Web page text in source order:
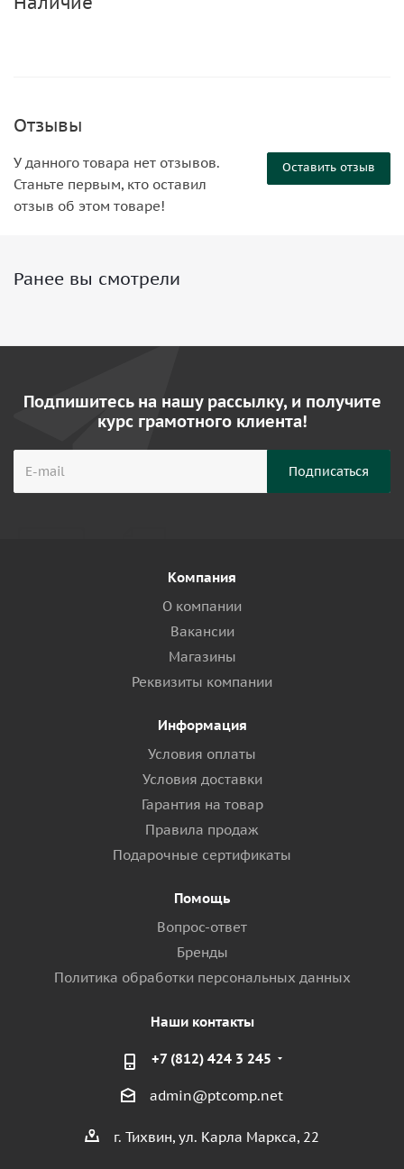
Отзывы
Оставить отзыв
У данного товара нет отзывов.
Станьте первым, кто оставил
отзыв об этом товаре!
Ранее вы смотрели
Подпишитесь на нашу рассылку, и получите
курс грамотного клиента!
Компания
О компании
Вакансии
Магазины
Реквизиты компании
Информация
Условия оплаты
Условия доставки
Гарантия на товар
Правила продаж
Подарочные сертификаты
Помощь
Вопрос-ответ
Бренды
Политика обработки персональных данных
Наши контакты
+7 (812) 424 3 245
admin@ptcomp.net
г. Тихвин, ул. Карла Маркса, 22